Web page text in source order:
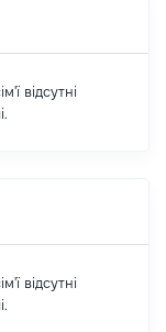
відсутні
відсутні